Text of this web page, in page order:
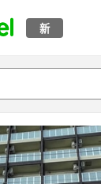
新